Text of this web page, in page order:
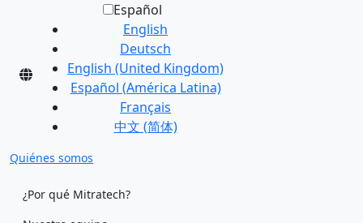
Español
English
Deutsch
English (United Kingdom)
Español (América Latina)
Français
中文 (简体)
Quiénes somos
¿Por qué Mitratech?